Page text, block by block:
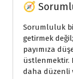
🧭
Sorumluluk
getirmek
payımıza
üstlenmektir.
daha düzenli